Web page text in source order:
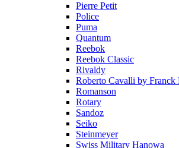
Pierre Petit
Police
Puma
Quantum
Reebok
Reebok Classic
Rivaldy
Roberto Cavalli by Franck
Romanson
Rotary
Sandoz
Seiko
Steinmeyer
Swiss Military Hanowa